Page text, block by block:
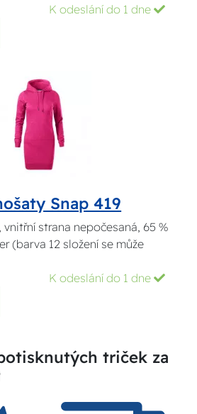
K odeslání do 1 dne
Snap 419
strana nepočesaná, 65 %
(barva 12 složení se může
K odeslání do 1 dne
triček za